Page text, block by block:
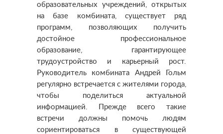
образовательных учреждений, открытых
на базе комбината, существует ряд
программ, позволяющих получить
достойное профессиональное
образование, гарантирующее
трудоустройство и карьерный рост.
Руководитель комбината Андрей Гольм
регулярно встречается с жителями города,
чтобы поделиться актуальной
информацией. Прежде всего такие
встречи должны помочь людям
сориентироваться в существующей